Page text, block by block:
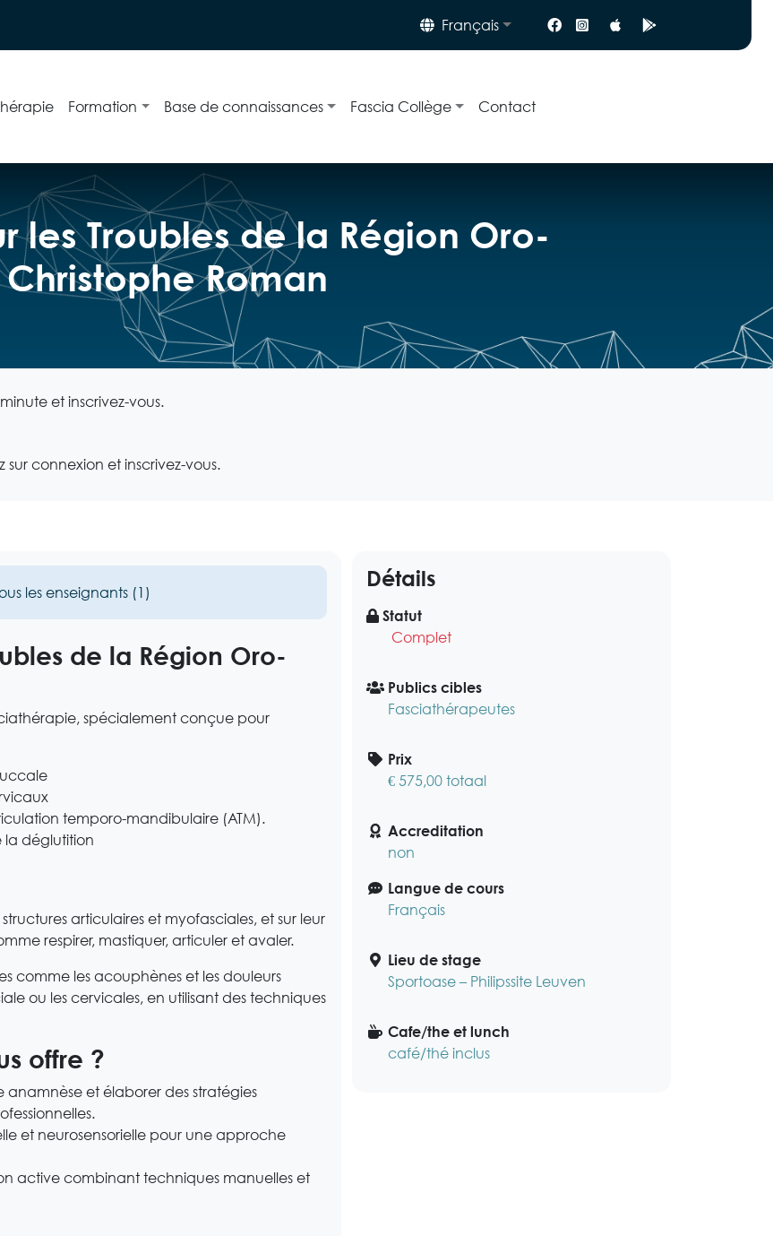
Français
Formation Base de connaissances Fascia Collège Contact
les Troubles de la Région Oro-
Roman
et inscrivez-vous.
connexion et inscrivez-vous.
les enseignants (1)
de la Région Oro-
spécialement conçue pour
temporo-mandibulaire (ATM).
la déglutition
articulaires et myofasciales, et sur leur
respirer, mastiquer, articuler et avaler.
comme les acouphènes et les douleurs
ou les cervicales, en utilisant des techniques
offre ?
anamnèse et élaborer des stratégies
et neurosensorielle pour une approche
active combinant techniques manuelles et
Détails
Statut
Complet
Publics cibles
Fasciathérapeutes
Prix
€ 575,00 totaal
Accreditation
non
Langue de cours
Français
Lieu de stage
Sportoase – Philipssite Leuven
Cafe/the et lunch
café/thé inclus